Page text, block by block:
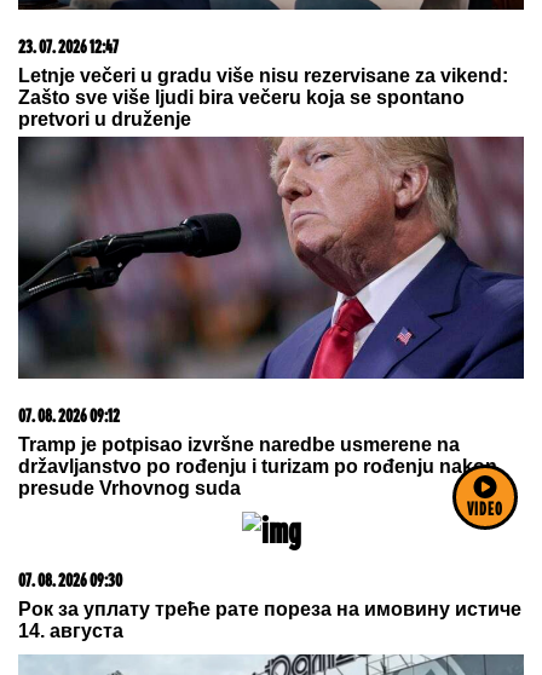
VIDEO
23. 07. 2026 12:47
Letnje večeri u gradu više nisu rezervisane za vikend:
Zašto sve više ljudi bira večeru koja se spontano
pretvori u druženje
07. 08. 2026 09:12
Tramp je potpisao izvršne naredbe usmerene na
državljanstvo po rođenju i turizam po rođenju nakon
presude Vrhovnog suda
07. 08. 2026 09:30
Рок за уплату треће рате пореза на имовину истиче
14. августа